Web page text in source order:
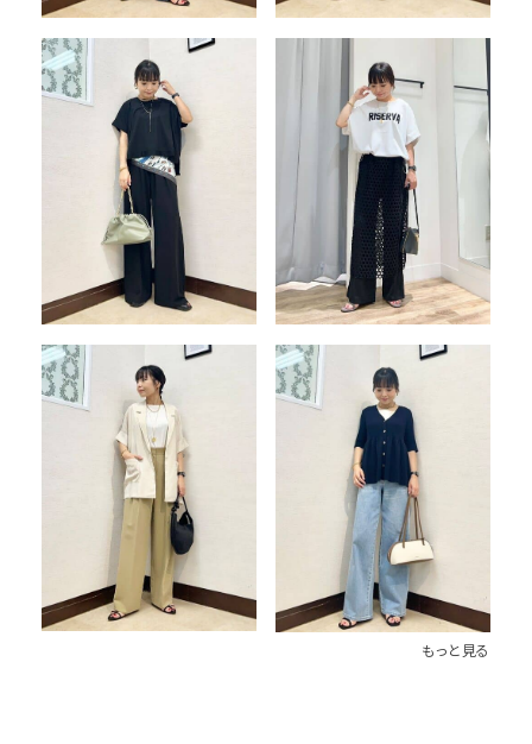
もっと見る